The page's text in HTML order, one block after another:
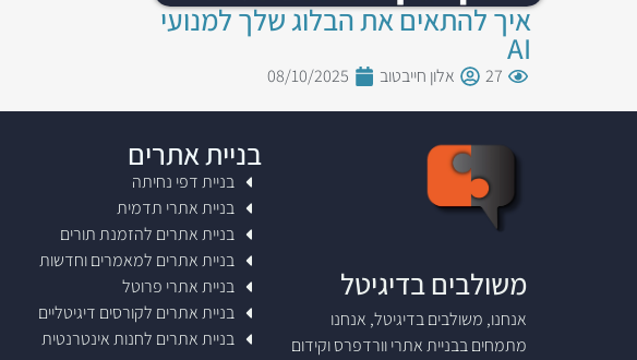
איך להתאים את הבלוג שלך למנועי
AI
27 אלון חייבטוב 08/10/2025
משולבים בדיגיטל
אנחנו, משולבים בדיגיטל, אנחנו
מתמחים בבניית אתרי וורדפרס וקידום
בניית אתרים
בניית דפי נחיתה
בניית אתרי תדמית
בניית אתרים להזמנת תורים
בניית אתרים למאמרים וחדשות
בניית אתרי פרוטל
בניית אתרים לקורסים דיגיטליים
בניית אתרים לחנות אינטרנטית